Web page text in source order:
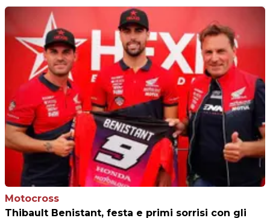
Motocross
Thibault Benistant, festa e primi sorrisi con gli